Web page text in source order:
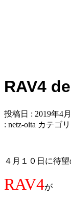
RAV4
投稿日 : 2019年4
: netz-oita カテゴ
４月１０日に待
RAV4が